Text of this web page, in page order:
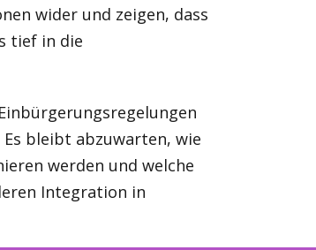
wider und zeigen, dass
tief in die
bleibt abzuwarten, wie
werden und welche
Integration in